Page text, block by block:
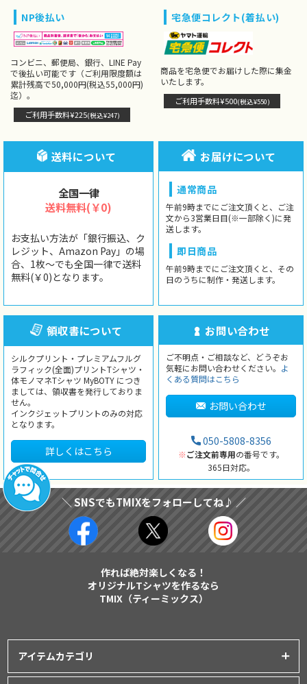
NP後払い
コンビニ、郵便局、銀行、LINE Pay
で後払い可能です（ご利用限度額は
累計残高で50,000円(税込55,000円)
迄）。
ご利用手数料¥225(税込¥247)
宅急便コレクト(着払い)
商品を宅急便でお届けした際に集金
いたします。
ご利用手数料¥500(税込¥550)
送料について
全国一律
送料無料(￥0)
お支払い方法が「銀行振込、ク
レジット、Amazon Pay」の場
合、1枚〜でも全国一律で送料
無料(￥0)となります。
お届けについて
通常商品
午前9時までにご注文頂くと、ご注
文から3営業日目(※一部除く)に発
送します。
即日商品
午前9時までにご注文頂くと、その
日のうちに制作・発送します。
領収書について
シルクプリント・プレミアムフルグ
ラフィック(全面)プリントTシャツ・
体モノマネTシャツ MyBOTY につき
ましては、領収書を発行しておりま
せん。
インクジェットプリントのみの対応
となります。
詳しくはこちら
お問い合わせ
ご不明点・ご相談など、どうぞお
気軽にお問い合わせください。 よ
くある質問はこちら
お問い合わせ
050-5808-8356
※ご注文前専用の番号です。
365日対応。
＼ SNSでもTMIXをフォローしてね♪ ／
作れば絶対楽しくなる！
オリジナルTシャツを作るなら
TMIX（ティーミックス）
アイテムカテゴリ